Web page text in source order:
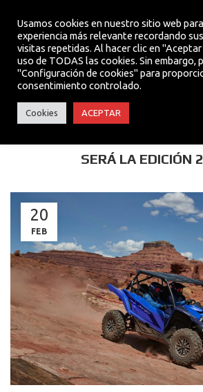
MENU
SERÁ LA EDICIÓN
20
FEB
Usamos cookies en nuestro sitio web
experiencia más relevante recordando
visitas repetidas. Al hacer clic en
uso de TODAS las cookies. Sin embargo,
"Configuración de cookies" para
consentimiento controlado.
Cookies ACEPTAR